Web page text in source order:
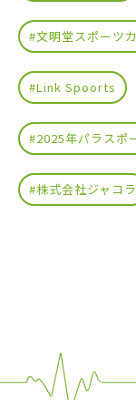
#文明堂スポーツ
#Link Spoorts
#2025年パラスポ
#株式会社ジャコラ